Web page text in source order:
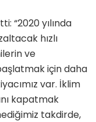
“2020 yılında
hızlı
ve
için daha
var. İklim
kapatmak
takdirde,